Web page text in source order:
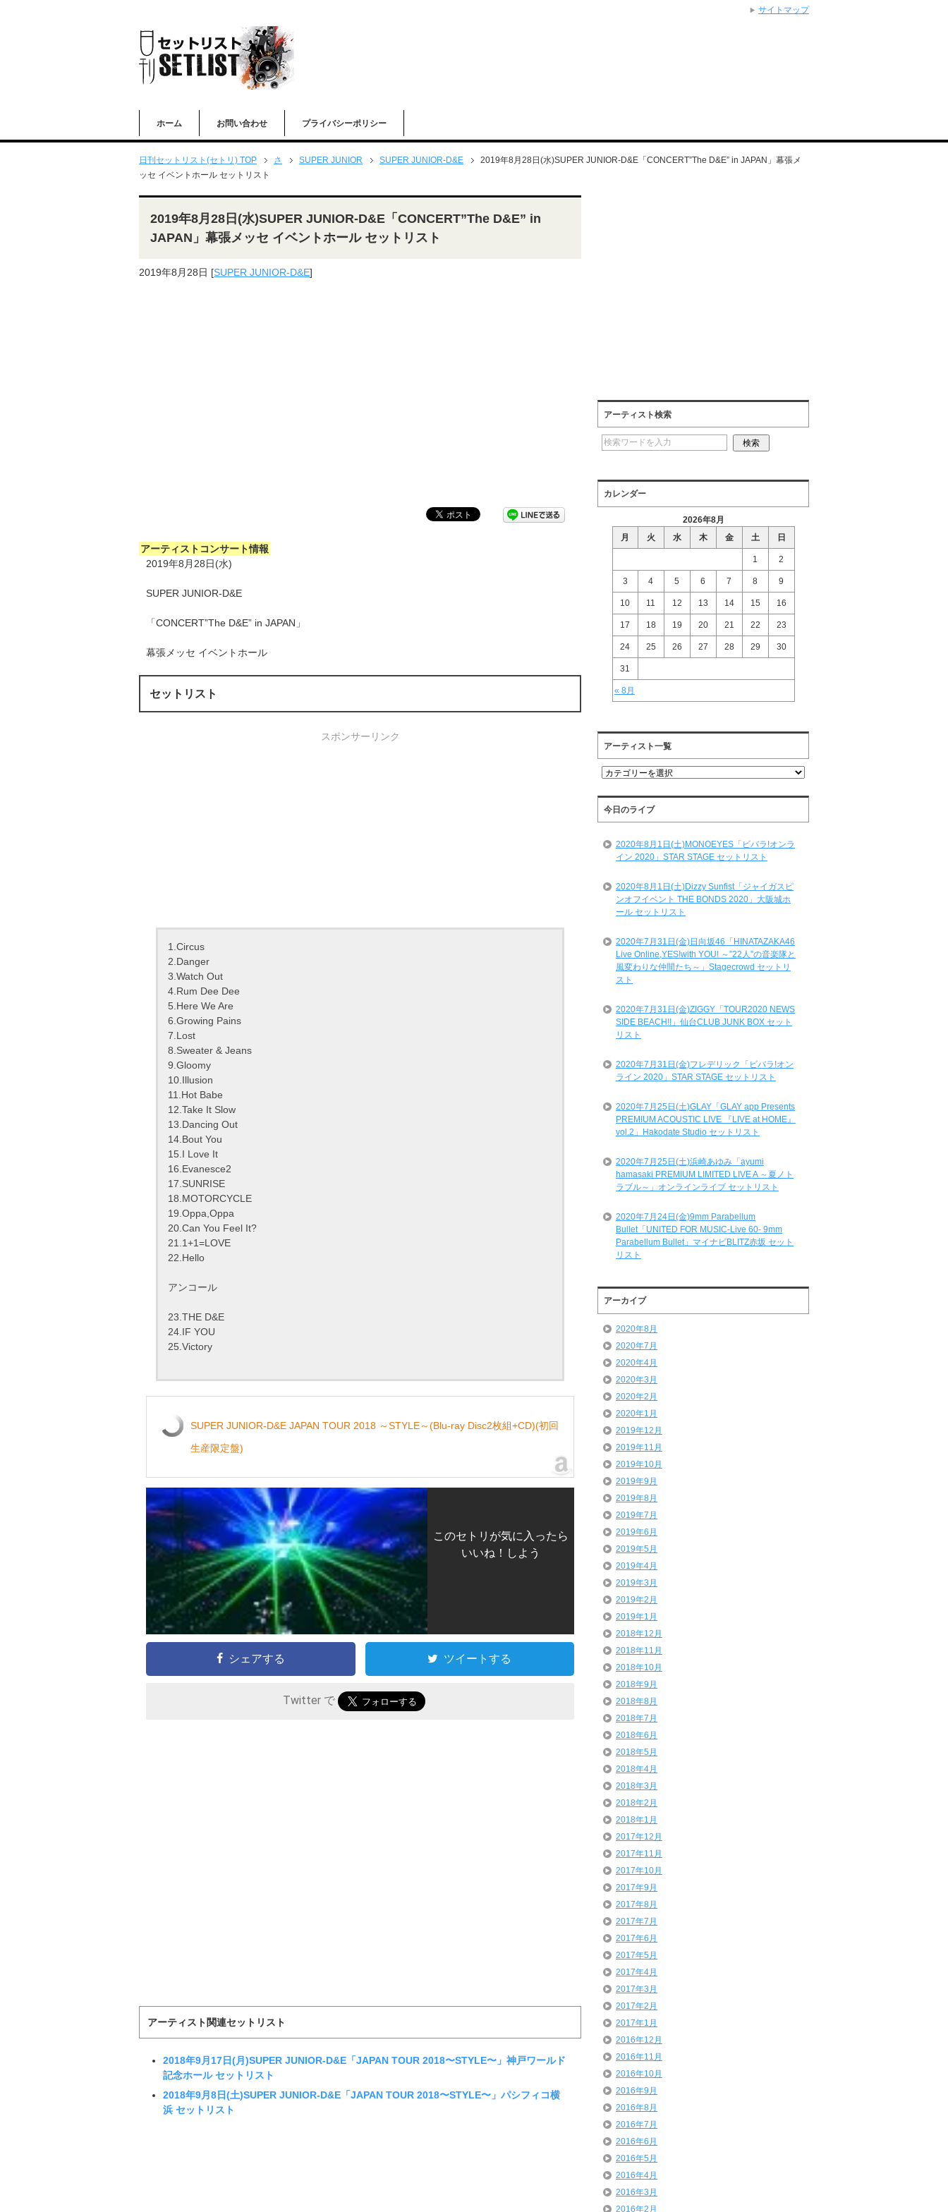
ホーム お問い合わせ プライバシーポリシー
日刊セットリスト(セトリ) TOP さ SUPER JUNIOR SUPER JUNIOR-D&E
2019年8月28日(水)SUPER JUNIOR-D&E「CONCERT”The D&E” in JAPAN」幕張メ
ッセ イベントホール セットリスト
2019年8月28日(水)SUPER JUNIOR-D&E「CONCERT”The D&E” in
JAPAN」幕張メッセ イベントホール セットリスト
2019年8月28日 [SUPER JUNIOR-D&E]
アーティストコンサート情報
2019年8月28日(水)
SUPER JUNIOR-D&E
「CONCERT”The D&E” in JAPAN」
幕張メッセ イベントホール
セットリスト
スポンサーリンク
1.Circus
2.Danger
3.Watch Out
4.Rum Dee Dee
5.Here We Are
6.Growing Pains
7.Lost
8.Sweater & Jeans
9.Gloomy
10.Illusion
11.Hot Babe
12.Take It Slow
13.Dancing Out
14.Bout You
15.I Love It
16.Evanesce2
17.SUNRISE
18.MOTORCYCLE
19.Oppa,Oppa
20.Can You Feel It?
21.1+1=LOVE
22.Hello
アンコール
23.THE D&E
24.IF YOU
25.Victory
SUPER JUNIOR-D&E JAPAN TOUR 2018 ～STYLE～(Blu-ray Disc2枚組+CD)(初回
生産限定盤)
このセトリが気に入ったら
いいね！しよう
シェアする ツイートする
Twitter で
アーティスト関連セットリスト
2018年9月17日(月)SUPER JUNIOR-D&E「JAPAN TOUR 2018〜STYLE〜」神戸ワールド
記念ホール セットリスト
2018年9月8日(土)SUPER JUNIOR-D&E「JAPAN TOUR 2018〜STYLE〜」パシフィコ横
浜 セットリスト
アーティスト検索
カレンダー
2026年8月
月
火 水 木 金 土 日
« 8月
1 2
3 4 5 6 7 8 9
10 11 12 13 14 15 16
17 18 19 20 21 22 23
24 25 26 27 28 29 30
31
アーティスト一覧
ア
テ
ィ
ス
一
今日のライブ
2020年8月1日(土)MONOEYES「ビバラ!オンラ
イン 2020」STAR STAGE セットリスト
2020年8月1日(土)Dizzy Sunfist「ジャイガスピ
ンオフイベント THE BONDS 2020」大阪城ホ
ール セットリスト
2020年7月31日(金)日向坂46「HINATAZAKA46
Live Online,YES!with YOU! ～”22人”の音楽隊と
風変わりな仲間たち～」Stagecrowd セットリ
スト
2020年7月31日(金)ZIGGY「TOUR2020 NEWS
SIDE BEACH!!」仙台CLUB JUNK BOX セット
リスト
2020年7月31日(金)フレデリック「ビバラ!オン
ライン 2020」STAR STAGE セットリスト
2020年7月25日(土)GLAY「GLAY app Presents
PREMIUM ACOUSTIC LIVE 『LIVE at HOME』
vol.2」Hakodate Studio セットリスト
2020年7月25日(土)浜崎あゆみ「ayumi
hamasaki PREMIUM LIMITED LIVE A ～夏ノト
ラブル～」オンラインライブ セットリスト
2020年7月24日(金)9mm Parabellum
Bullet「UNITED FOR MUSIC-Live 60- 9mm
Parabellum Bullet」マイナビBLITZ赤坂 セット
リスト
アーカイブ
2020年8月
2020年7月
2020年4月
2020年3月
2020年2月
2020年1月
2019年12月
2019年11月
2019年10月
2019年9月
2019年8月
2019年7月
2019年6月
2019年5月
2019年4月
2019年3月
2019年2月
2019年1月
2018年12月
2018年11月
2018年10月
2018年9月
2018年8月
2018年7月
2018年6月
2018年5月
2018年4月
2018年3月
2018年2月
2018年1月
2017年12月
2017年11月
2017年10月
2017年9月
2017年8月
2017年7月
2017年6月
2017年5月
2017年4月
2017年3月
2017年2月
2017年1月
2016年12月
2016年11月
2016年10月
2016年9月
2016年8月
2016年7月
2016年6月
2016年5月
2016年4月
2016年3月
2016年2月
サイトマップ